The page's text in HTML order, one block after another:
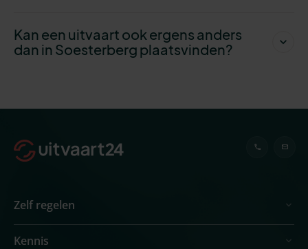
Kan een uitvaart ook ergens anders
dan in Soesterberg plaatsvinden?
Zelf regelen
Kennis